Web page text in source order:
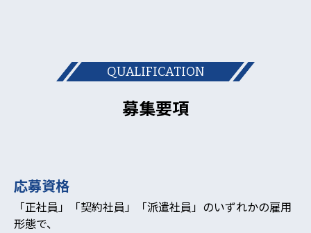
QUALIFICATION
募集要項
応募資格
「正社員」「契約社員」「派遣社員」のいずれかの雇用
形態で、